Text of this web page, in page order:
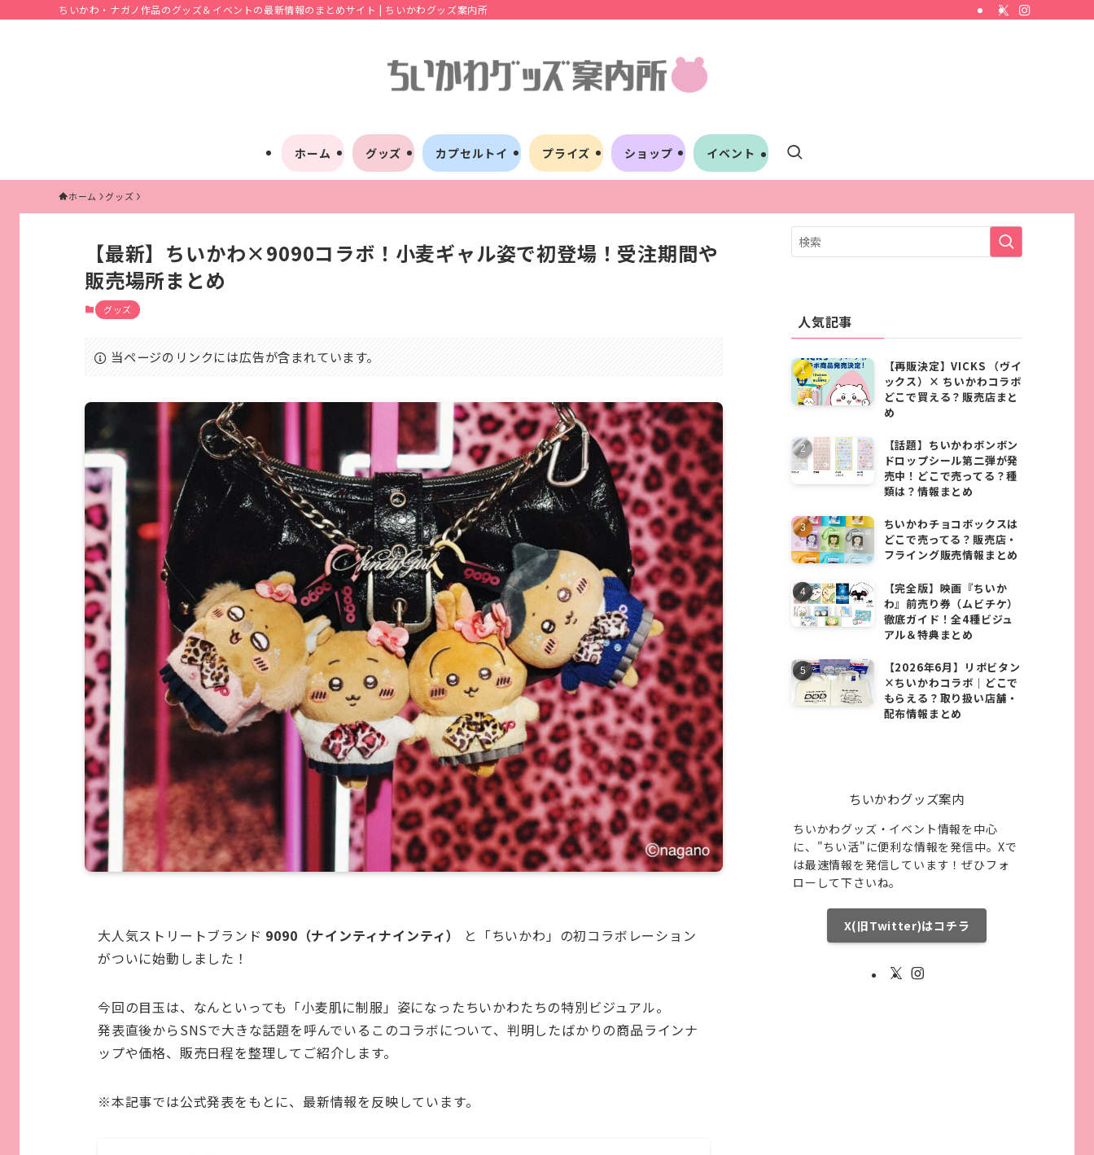
ちいかわ・ナガノ作品のグッズ＆イベントの最新情報のまとめサイト | ちいかわグッズ案内所
ホーム グッズ カプセルトイ プライズ ショップ イベント
ホーム グッズ
【最新】ちいかわ×9090コラボ！小麦ギャル姿で初登場！受注期間や
販売場所まとめ
グッズ
当ページのリンクには広告が含まれています。
大人気ストリートブランド 9090（ナインティナインティ）
と「ちいかわ」の初コラボレーション
がついに始動しました！
今回の目玉は、なんといっても「小麦肌に制服」姿になったちいかわたちの特別ビジュアル。
発表直後からSNSで大きな話題を呼んでいるこのコラボについて、判明したばかりの商品ラインナ
ップや価格、販売日程を整理してご紹介します。
※本記事では公式発表をもとに、最新情報を反映しています。
人気記事
【再販決定】VICKS （ヴイ
ックス）× ちいかわコラボ
どこで買える？販売店まと
め
【話題】ちいかわボンボン
ドロップシール第二弾が発
売中！どこで売ってる？種
類は？情報まとめ
ちいかわチョコボックスは
どこで売ってる？販売店・
フライング販売情報まとめ
【完全版】映画『ちいか
わ』前売り券（ムビチケ）
徹底ガイド！全4種ビジュ
アル＆特典まとめ
【2026年6月】リポビタン
×ちいかわコラボ｜どこで
もらえる？取り扱い店舗・
配布情報まとめ
ちいかわグッズ案内
ちいかわグッズ・イベント情報を中心
に、"ちい活"に便利な情報を発信中。Xで
は最速情報を発信しています！ぜひフォ
ローして下さいね。
X(旧Twitter)はコチラ